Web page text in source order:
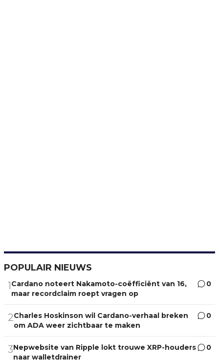
POPULAIR NIEUWS
1Cardano noteert Nakamoto-coëfficiënt van 16,
maar recordclaim roept vragen op
0
2Charles Hoskinson wil Cardano-verhaal breken
om ADA weer zichtbaar te maken
0
3Nepwebsite van Ripple lokt trouwe XRP-houders
naar walletdrainer
0